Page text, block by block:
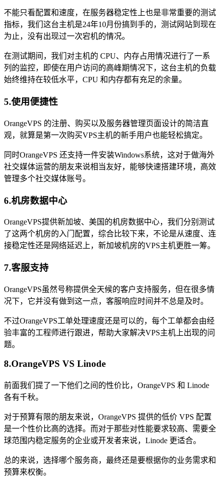
不能只看配置和速度，在服务器稳定性上也是非常重要的测试
指标，我们这台主机是24年10月份搞到手的，测试网站到现在
为止，没有出现过一次宕机的情况。
在测试期间，我们对主机的 CPU、内存占用情况进行了一系
列的监控，即使在用户访问的高峰期情况下，这台主机的负载
始终维持在较低水平，CPU 和内存都有充足的余量。
5.使用便捷性
OrangeVPS 的注册、购买以及服务器管理页面设计的简洁直
观，就算是第一次购买VPS主机的新手用户也能轻松搞定。
同时OrangeVPS 还支持一件安装Windows系统，这对于做海外
社交媒体运营的朋友来说相当友好，能够快速搭建环境，高效
管理多个社交媒体账号。
6.机房数据中心
OrangeVPS提供新加坡、美国的机房数据中心，我们分别测试
了这两个机房的入门配置，综合比较下来，不论是从速度、连
接稳定性还是网络延迟上，新加坡机房的VPS主机更胜一筹。
7.客服支持
OrangeVPS虽然号称提供全天候的客户支持服务，但在很多情
况下，它并没有做到这一点，客服响应时间并不总是及时。
不过OrangeVPS工单处理速度还是可以的，每个工单都会由经
验丰富的工程师进行跟进，帮助大家解决VPS主机上出现的问
题。
8.OrangeVPS VS Linode
前面我们提了一下他们之间的性价比，OrangeVPS 和 Linode
各有千秋。
对于预算有限的朋友来说，OrangeVPS 提供的低价 VPS 配置
是一个性价比高的选择。而对于那些对性能要求较高、需要全
球范围内稳定服务的企业或开发者来说，Linode 更适合。
总的来说，选择哪个服务商，最终还是要根据你的业务需求和
预算来权衡。